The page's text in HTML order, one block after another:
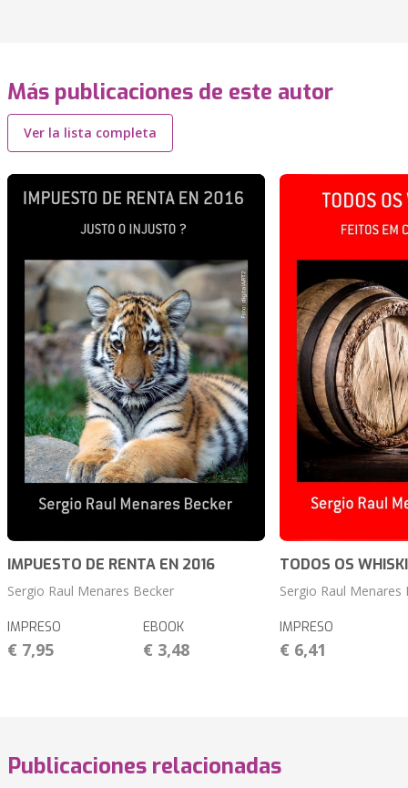
Más publicaciones de este autor
Ver la lista completa
IMPUESTO DE RENTA EN 2016
Sergio Raul Menares Becker
IMPRESO
€ 7,95
EBOOK
€ 3,48
TODOS OS
Sergio Raul Menares
IMPRESO
€ 6,41
Publicaciones relacionadas